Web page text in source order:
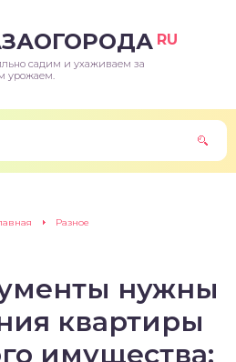
RU
садим и ухаживаем за
урожаем.
Разное
нужны
квартиры
имущества: